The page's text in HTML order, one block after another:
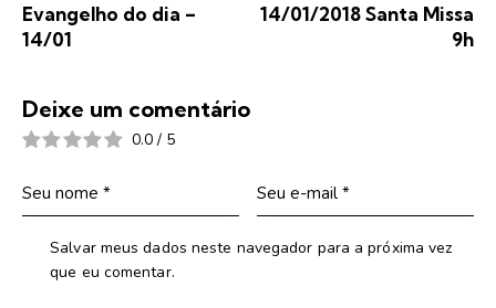
Evangelho do dia –
14/01
14/01/2018 Santa Missa
9h
Deixe um comentário
0.0 / 5
Salvar meus dados neste navegador para a próxima vez
que eu comentar.